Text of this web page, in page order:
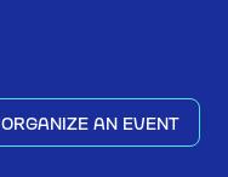
ORGANIZE AN EVENT